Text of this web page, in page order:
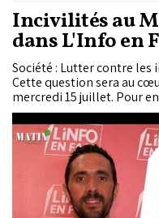
Incivilités au
dans L'Info en
Société : Lutter contre les
Cette question sera au
mercredi 15 juillet. Pour
Saad Abid, président de
écologique.